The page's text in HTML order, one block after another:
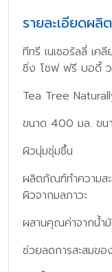
รายละเอียดผ
ทีทรี เนเชอรัลลี่ เค
ซิ่ง โซฟ ฟรี บอดี้
Tea Tree
ขนาด 400 มล. ขน
ผิวนุ่มชุ่มชื้น
ผลิตภัณฑ์ทำความส
ผิวจากมลภาวะ
ผสานคุณค่าจากน้ำมั
ช่วยลดการสะสมข